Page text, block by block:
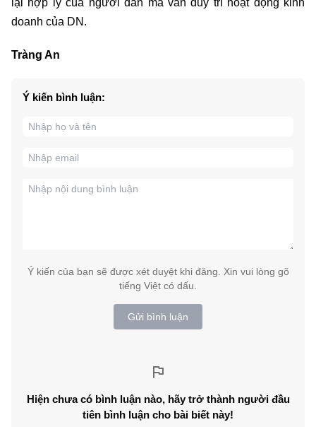
doanh của DN.
Tràng An
Ý kiến bình luận:
Ý kiến của bạn sẽ được xét duyệt khi đăng. Xin vui lòng gõ
tiếng Việt có dấu.
Gửi bình luận
Hiện chưa có bình luận nào, hãy trở thành người đầu
tiên bình luận cho bài biết này!